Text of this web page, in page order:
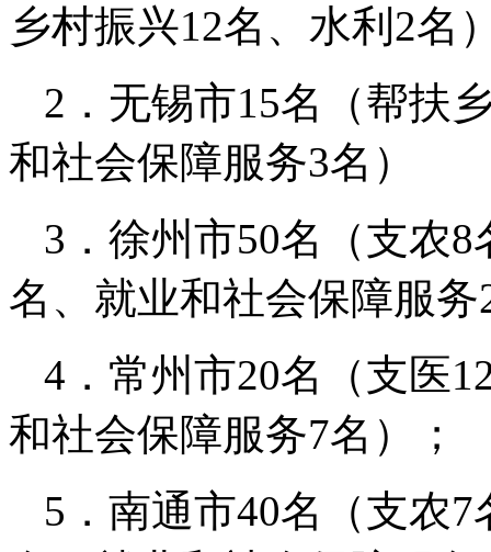
乡村振兴12名、水利2名
2．无锡市15名（帮扶
和社会保障服务3名）
3．徐州市50名（支农
名、就业和社会保障服务
4．常州市20名（支医
和社会保障服务7名）；
5．南通市40名（支农